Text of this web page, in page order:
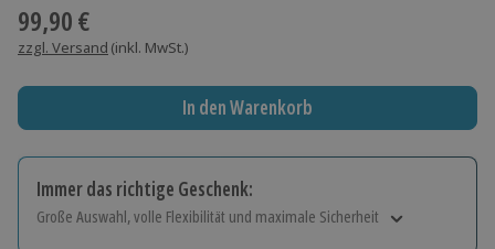
99,90 €
zzgl. Versand (inkl. MwSt.)
In den Warenkorb
Immer das richtige Geschenk:
Große Auswahl, volle Flexibilität und maximale Sicherheit